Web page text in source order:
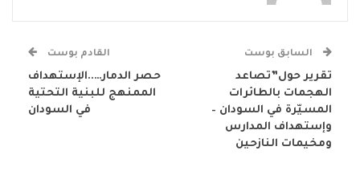
السابق بوست
تقرير حول”تصاعد
الهجمات بالطائرات
المسيّرة في السودان –
وإستهداف المدارس
ومخيمات النازحين
القادم بوست
حصر الدمار…..الإستهداف
الممنهج للبنية التحتية
في السودان